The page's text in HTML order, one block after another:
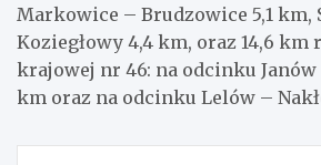
Markowice – Brudzowice 5,1 km,
Koziegłowy 4,4 km, oraz 14,6
krajowej nr 46: na odcinku Janów
km oraz na odcinku Lelów –